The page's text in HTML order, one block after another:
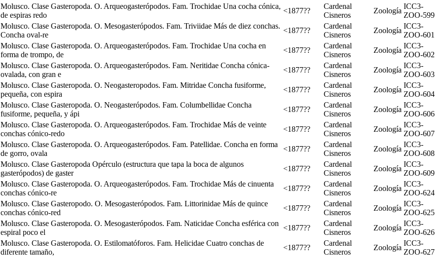
Molusco. Clase Gasteropoda. O. Arqueogasterópodos. Fam. Trochidae Una cocha cónica,
de espiras redo
<1877??
Cardenal
Cisneros
Zoología
ICC3-
ZOO-599
Molusco. Clase Gasteropoda. O. Mesogasterópodos. Fam. Triviidae Más de diez conchas.
Concha oval-re
<1877??
Cardenal
Cisneros
Zoología
ICC3-
ZOO-601
Molusco. Clase Gasteropoda. O. Arqueogasterópodos. Fam. Trochidae Una cocha en
forma de trompo, de
<1877??
Cardenal
Cisneros
Zoología
ICC3-
ZOO-602
Molusco. Clase Gasteropoda. O. Arqueogasterópodos. Fam. Neritidae Concha cónica-
ovalada, con gran e
<1877??
Cardenal
Cisneros
Zoología
ICC3-
ZOO-603
Molusco. Clase Gasteropoda. O. Neogasteropodos. Fam. Mitridae Concha fusiforme,
pequeña, con espira
<1877??
Cardenal
Cisneros
Zoología
ICC3-
ZOO-604
Molusco. Clase Gasteropoda. O. Neogasterópodos. Fam. Columbellidae Concha
fusiforme, pequeña, y ápi
<1877??
Cardenal
Cisneros
Zoología
ICC3-
ZOO-606
Molusco. Clase Gasteropoda. O. Arqueogasterópodos. Fam. Trochidae Más de veinte
conchas cónico-redo
<1877??
Cardenal
Cisneros
Zoología
ICC3-
ZOO-607
Molusco. Clase Gasteropoda. O. Arqueogasterópodos. Fam. Patellidae. Concha en forma
de gorro, ovala
<1877??
Cardenal
Cisneros
Zoología
ICC3-
ZOO-608
Molusco. Clase Gasteropoda Opérculo (estructura que tapa la boca de algunos
gasterópodos) de gaster
<1877??
Cardenal
Cisneros
Zoología
ICC3-
ZOO-609
Molusco. Clase Gasteropoda. O. Arqueogasterópodos. Fam. Trochidae Más de cinuenta
conchas cónico-re
<1877??
Cardenal
Cisneros
Zoología
ICC3-
ZOO-624
Molusco. Clase Gasteropodo. O. Mesogasterópodos. Fam. Littorinidae Más de quince
conchas cónico-red
<1877??
Cardenal
Cisneros
Zoología
ICC3-
ZOO-625
Molusco. Clase Gasteropoda. O. Mesogasterópodos. Fam. Naticidae Concha esférica con
espiral poco el
<1877??
Cardenal
Cisneros
Zoología
ICC3-
ZOO-626
Molusco. Clase Gasteropoda. O. Estilomatóforos. Fam. Helicidae Cuatro conchas de
diferente tamaño,
<1877??
Cardenal
Cisneros
Zoología
ICC3-
ZOO-627